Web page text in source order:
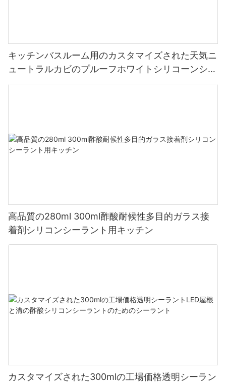
キッチンバスルーム用のカスタマイズされた天気ニ
ュートラルカビのプルーフホワイトシリコーンシー
ラント
高品質の280ml 300ml酢酸耐候性多目的ガラス接
着剤シリコンシーラント用キッチン
カスタマイズされた300mlの工場価格透明シーラン